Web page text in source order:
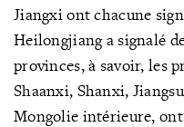
Jiangxi ont chacune
Heilongjiang a signalé
provinces, à savoir, les
Shaanxi, Shanxi,
Mongolie intérieure, ont